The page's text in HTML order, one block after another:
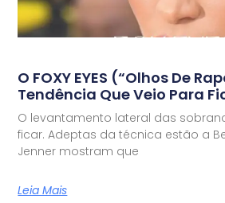
O FOXY EYES (“olhos De
Tendência Que Veio Para
O levantamento lateral das
ficar. Adeptas da técnica estão a
Jenner mostram que
Leia Mais